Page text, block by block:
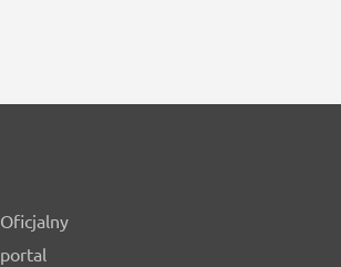
Oficjalny
portal